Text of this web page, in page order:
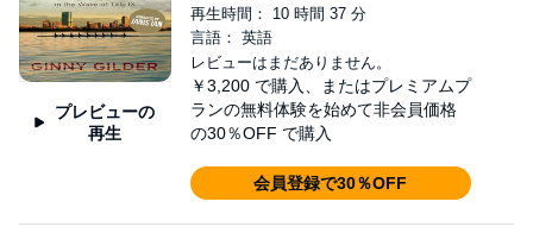
プレビューの
再生
再生時間： 10 時間 37 分
言語： 英語
レビューはまだありません。
￥3,200 で購入、またはプレミアムプ
ランの無料体験を始めて非会員価格
の30％OFF で購入
会員登録で30％OFF